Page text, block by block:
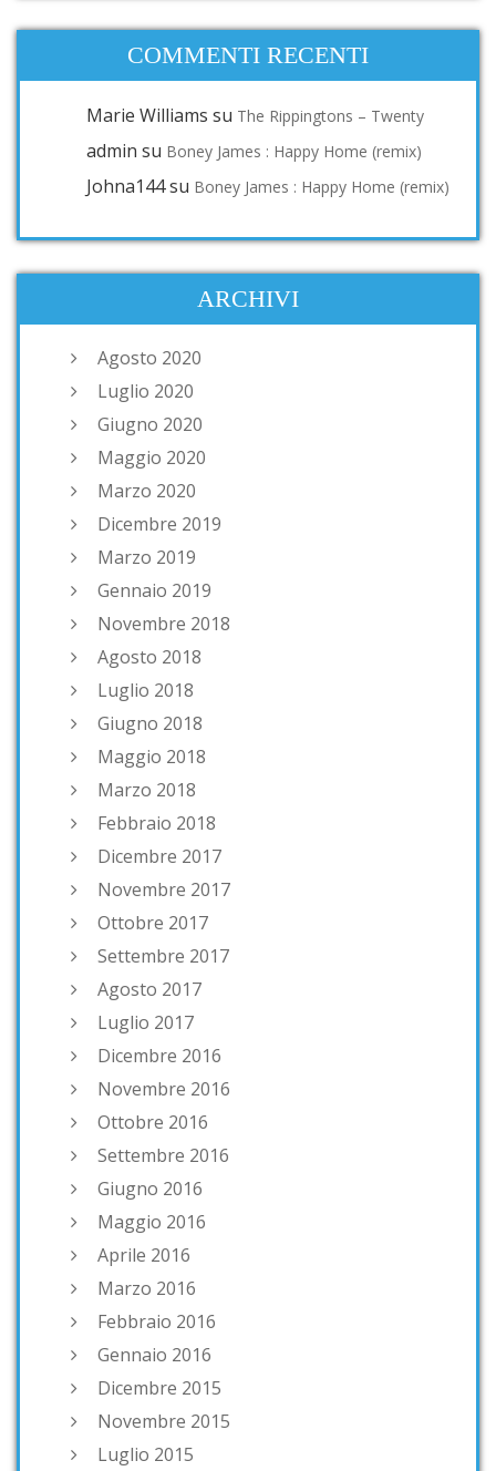
COMMENTI RECENTI
Marie Williams su The Rippingtons – Twenty
admin su Boney James : Happy Home (remix)
Johna144su Boney James : Happy Home (remix)
ARCHIVI
Agosto 2020
Luglio 2020
Giugno 2020
Maggio 2020
Marzo 2020
Dicembre 2019
Marzo 2019
Gennaio 2019
Novembre 2018
Agosto 2018
Luglio 2018
Giugno 2018
Maggio 2018
Marzo 2018
Febbraio 2018
Dicembre 2017
Novembre 2017
Ottobre 2017
Settembre 2017
Agosto 2017
Luglio 2017
Dicembre 2016
Novembre 2016
Ottobre 2016
Settembre 2016
Giugno 2016
Maggio 2016
Aprile 2016
Marzo 2016
Febbraio 2016
Gennaio 2016
Dicembre 2015
Novembre 2015
Luglio 2015